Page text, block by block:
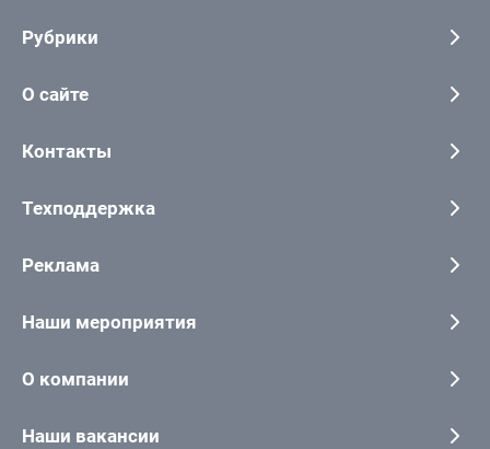
Рубрики
О сайте
Контакты
Техподдержка
Реклама
Наши мероприятия
О компании
Наши вакансии